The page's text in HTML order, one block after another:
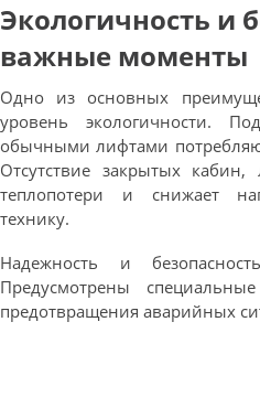
Экологичность и
важные моменты
Одно из основных
уровень экологичности.
обычными лифтами
Отсутствие закрытых
теплопотери и снижает
технику.
Надежность и
Предусмотрены
предотвращения аварийных